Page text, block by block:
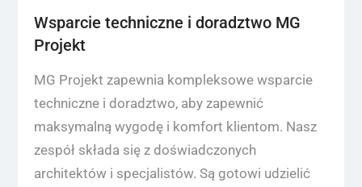
Wsparcie techniczne i doradztwo MG
Projekt
MG Projekt zapewnia kompleksowe wsparcie
techniczne i doradztwo, aby zapewnić
maksymalną wygodę i komfort klientom. Nasz
zespół składa się z doświadczonych
architektów i specjalistów. Są gotowi udzielić